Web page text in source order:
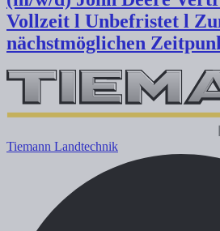
Vollzeit l Unbefristet l
nächstmöglichen
Tiemann Landtechnik